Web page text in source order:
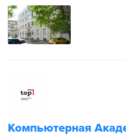
Компьютерная